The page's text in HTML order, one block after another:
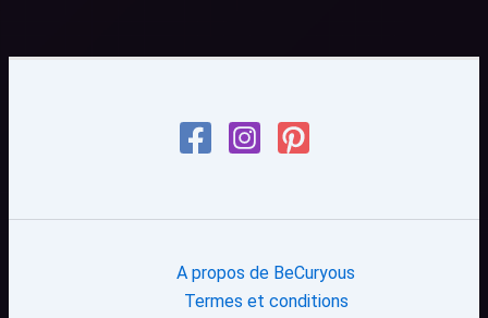
A propos de BeCuryous
Termes et conditions